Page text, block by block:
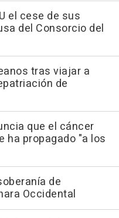
el cese de sus
del Consorcio del
tras viajar a
de
que el cáncer
ha propagado "a los
de
Occidental